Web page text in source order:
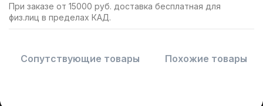
При заказе от 15000 руб. доставка бесплатная для
физ.лиц в пределах КАД.
Сопутствующие товары Похожие товары